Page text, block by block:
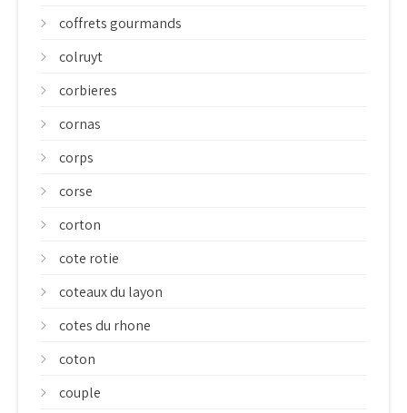
coffrets gourmands
colruyt
corbieres
cornas
corps
corse
corton
cote rotie
coteaux du layon
cotes du rhone
coton
couple